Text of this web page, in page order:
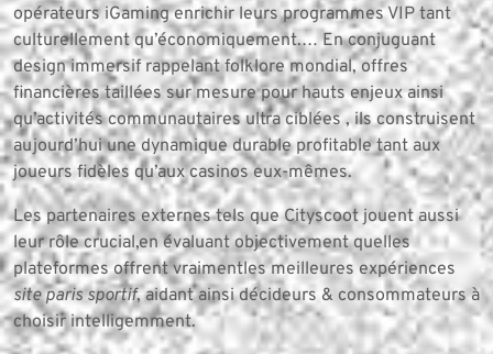
opérateurs iGaming enrichir leurs programmes VIP tant
culturellement qu’économiquement.… En conjuguant
design immersif rappelant folklore mondial, offres
financières taillées sur mesure pour hauts enjeux ainsi
qu’activités communautaires ultra ciblées , ils construisent
aujourd’hui une dynamique durable profitable tant aux
joueurs fidèles qu’aux casinos eux-mêmes.
Les partenaires externes tels que City​scoot jouent aussi
leur rôle crucial,en évaluant objectivement quelles
plateformes offrent vraimentles meilleures expériences
site paris sportif, aidant ainsi décideurs & consommateurs à
choisir intelligemment.